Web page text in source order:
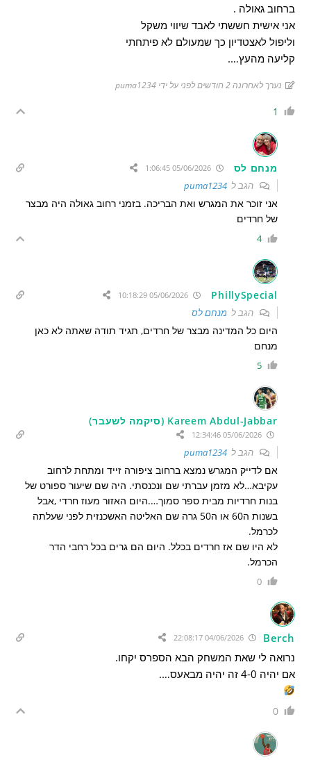
ברחוב גאולה .
אני אישית חששתי לאבד שיווי משקל
וליפול לאצטדיון כך שמעולם לא פיתחתי
קליעה מהעץ….
נערך לאחרונה 2 חודשים לפני על ידי puma1234
1
מנחם לס 05/06/2026 1:06:45
הגב לpuma1234
אני זוכר את המגרש ואת הבריכה. בזמני רחוב גאולה היה מבצר
של חרדים
4
PhillySpecial
הגב למנחם לס
היום כל המדינה מבצר של חרדים, תגיד תודה שאתה לא כאן
מנחם
5
Kareem Abdul-Jabbar (סיקמה לשעבר)
05/06/2026 12:34:46
הגב לpuma1234
אם לדייק המגרש נמצא ברחוב ציפורה זייד ומתחת לרחוב
עקיבא…לא מזמן עברתי שם ונכנסתי. היה שם שיעור ספורט של
בנות חרדיות מבית ספר סמוך….היום האזור מעוז חרדי ,אבל
בשנות ה60 או ה50 גרה שם האליטה האשכנזית לפני שעלתה
לכרמל.
לא היו שם אז חרדים בכלל. היום הם גרים בכל רחבי הדר
הכרמל.
0
Berch
נרואה לי שאת המשחק הבא הספרס יקחו.
אם יהיה 4-0 זה יהיה מבאעס….
0